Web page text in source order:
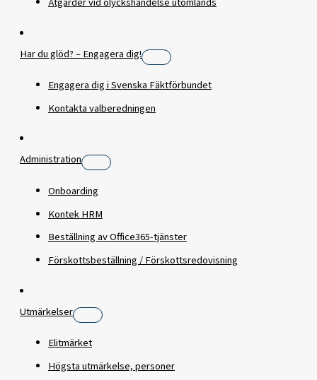
Har du glöd? – Engagera dig!
Engagera dig i Svenska Fäktförbundet
Kontakta valberedningen
Administration
Onboarding
Kontek HRM
Beställning av Office365-tjänster
Förskottsbeställning / Förskottsredovisning
Utmärkelser
Elitmärket
Högsta utmärkelse, personer